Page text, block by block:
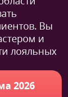
Вы
и
лояльных
2026